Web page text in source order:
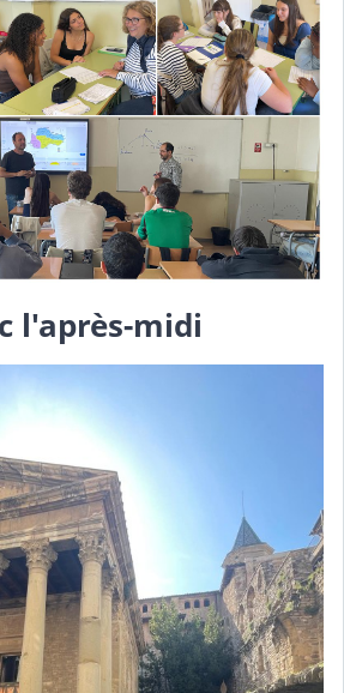
l'après-midi